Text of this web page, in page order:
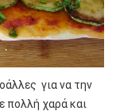
για να την
πολλή χαρά και